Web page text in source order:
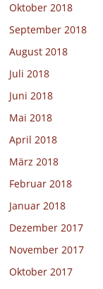
Oktober 2018
September 2018
August 2018
Juli 2018
Juni 2018
Mai 2018
April 2018
März 2018
Februar 2018
Januar 2018
Dezember 2017
November 2017
Oktober 2017